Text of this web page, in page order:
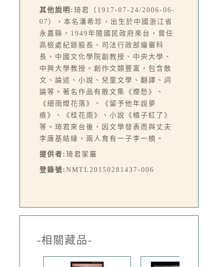
其他說明: 琦君（1917-07-24/2006-06-
07），本名潘希珍，出生於中國浙江省
永嘉縣，1949年隨國民政府來台，曾任
高檢處紀錄股長、司法行政部編審科
長、中國文化學院副教授、中央大學、
中興大學教授。創作文類豐富，包含散
文、論述、小說、兒童文學、翻譯、詞
論等。著名作品有散文集《煙愁》、
《細雨燈花落》、《留予他年說夢
痕》、《桂花雨》、小說《橘子紅了》
等。琦君來台後，因文學發表而與丈夫
李唐基結緣，兩人育有一子李一楠。
提供者: 琦君家屬
登錄號: NMTL20150281437-006
-相關藏品-